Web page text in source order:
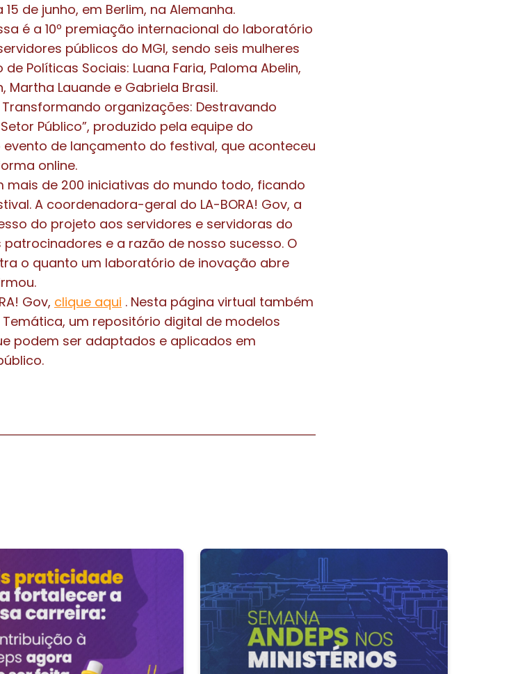
de junho, em Berlim, na Alemanha.
é a 10º premiação internacional do laboratório
públicos do MGI, sendo seis mulheres
Políticas Sociais: Luana Faria, Paloma Abelin,
Martha Lauande e Gabriela Brasil.
organizações: Destravando
Público”, produzido pela equipe do
de lançamento do festival, que aconteceu
online.
mais de 200 iniciativas do mundo todo, ficando
A coordenadora-geral do LA-BORA! Gov, a
do projeto aos servidores e servidoras do
patrocinadores e a razão de nosso sucesso. O
o quanto um laboratório de inovação abre
Gov, clique aqui . Nesta página virtual também
um repositório digital de modelos
podem ser adaptados e aplicados em